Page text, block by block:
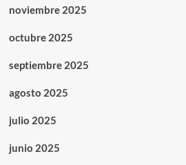
noviembre 2025
octubre 2025
septiembre 2025
agosto 2025
julio 2025
junio 2025